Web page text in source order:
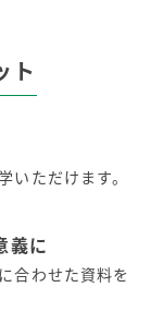
ト
いただけます。
義に
合わせた資料を